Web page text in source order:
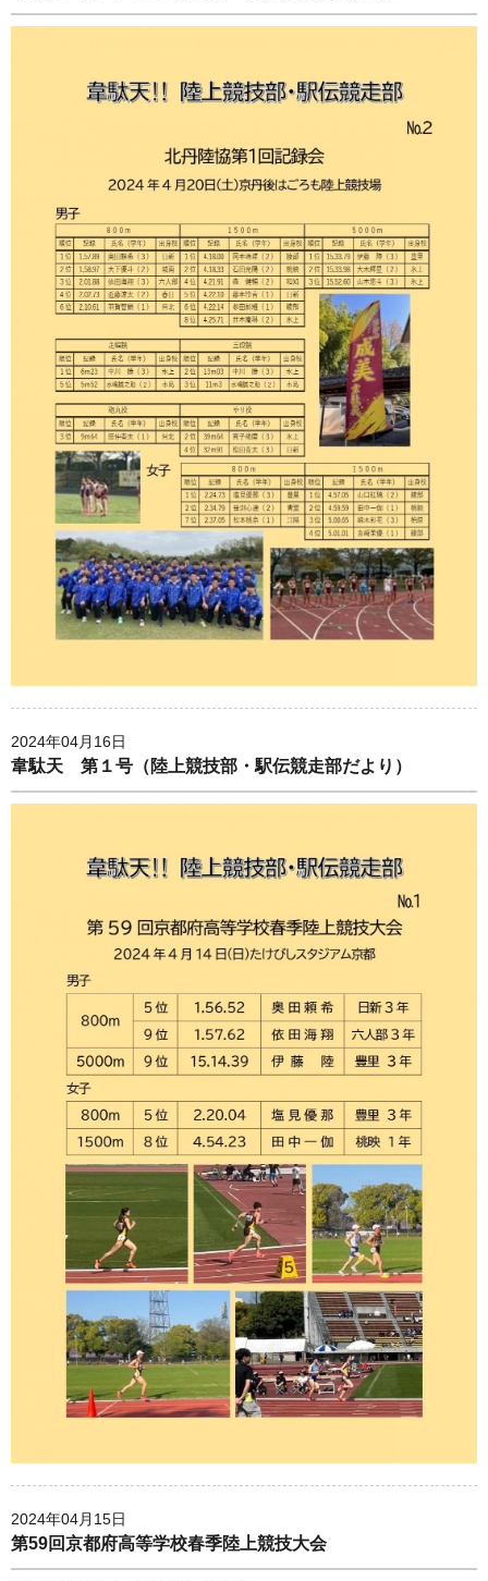
2024年04月16日
韋駄天 第１号（陸上競技部・駅伝競走部だより）
2024年04月15日
第59回京都府高等学校春季陸上競技大会